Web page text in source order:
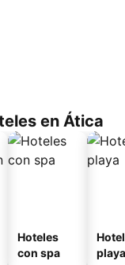
en Ática
Hoteles
con spa
playa